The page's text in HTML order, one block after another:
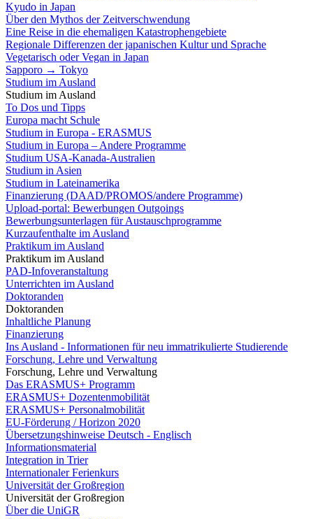
Kyudo in Japan
Über den Mythos der Zeitverschwendung
Eine Reise in die ehemaligen Katastrophengebiete
Regionale Differenzen der japanischen Kultur und Sprache
Vegetarisch oder Vegan in Japan
Sapporo → Tokyo
Studium im Ausland
Studium im Ausland
To Dos und Tipps
Europa macht Schule
Studium in Europa - ERASMUS
Studium in Europa – Andere Programme
Studium USA-Kanada-Australien
Studium in Asien
Studium in Lateinamerika
Finanzierung (DAAD/PROMOS/andere Programme)
Upload-portal: Bewerbungen Outgoings
Bewerbungsunterlagen für Austauschprogramme
Kurzaufenthalte im Ausland
Praktikum im Ausland
Praktikum im Ausland
PAD-Infoveranstaltung
Unterrichten im Ausland
Doktoranden
Doktoranden
Inhaltliche Planung
Finanzierung
Ins Ausland - Informationen für neu immatrikulierte Studierende
Forschung, Lehre und Verwaltung
Forschung, Lehre und Verwaltung
Das ERASMUS+ Programm
ERASMUS+ Dozentenmobilität
ERASMUS+ Personalmobilität
EU-Förderung / Horizon 2020
Übersetzungshinweise Deutsch - Englisch
Informationsmaterial
Integration in Trier
Internationaler Ferienkurs
Universität der Großregion
Universität der Großregion
Über die UniGR